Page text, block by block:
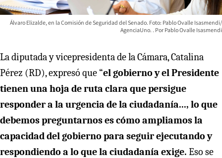
Álvaro Elizalde, en la Comisión de Seguridad del Senado. Foto: Pablo Ovalle Isasmendi/
AgenciaUno.
Pablo Ovalle Isasmendi
La diputada y vicepresidenta de la Cámara, Catalina
Pérez (RD), expresó que “el gobierno y el Presidente
tienen una hoja de ruta clara que persigue
responder a la urgencia de la ciudadanía..., lo que
debemos preguntarnos es cómo ampliamos la
capacidad del gobierno para seguir ejecutando y
respondiendo a lo que la ciudadanía exige. Eso se